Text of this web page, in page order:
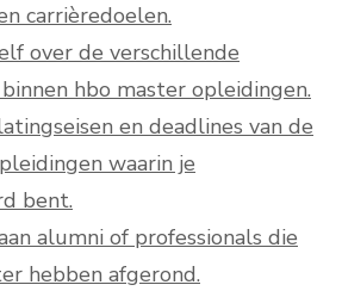
carrièredoelen.
over de verschillende
hbo master opleidingen.
en deadlines van de
waarin je
bent.
alumni of professionals die
hebben afgerond.